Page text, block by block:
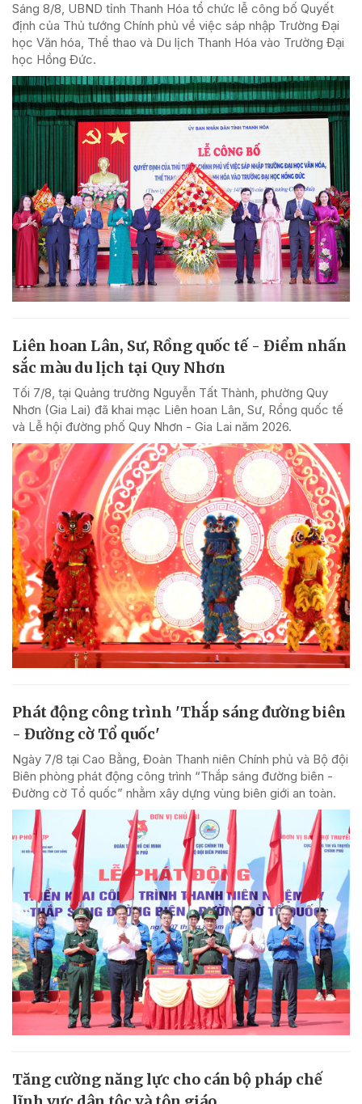
Sáng 8/8, UBND tỉnh Thanh Hóa tổ chức lễ công bố Quyết
định của Thủ tướng Chính phủ về việc sáp nhập Trường Đại
học Văn hóa, Thể thao và Du lịch Thanh Hóa vào Trường Đại
học Hồng Đức.
Liên hoan Lân, Sư, Rồng quốc tế - Điểm nhấn
sắc màu du lịch tại Quy Nhơn
Tối 7/8, tại Quảng trường Nguyễn Tất Thành, phường Quy
Nhơn (Gia Lai) đã khai mạc Liên hoan Lân, Sư, Rồng quốc tế
và Lễ hội đường phố Quy Nhơn - Gia Lai năm 2026.
Phát động công trình 'Thắp sáng đường biên
- Đường cờ Tổ quốc'
Ngày 7/8 tại Cao Bằng, Đoàn Thanh niên Chính phủ và Bộ đội
Biên phòng phát động công trình “Thắp sáng đường biên -
Đường cờ Tổ quốc” nhằm xây dựng vùng biên giới an toàn.
Tăng cường năng lực cho cán bộ pháp chế